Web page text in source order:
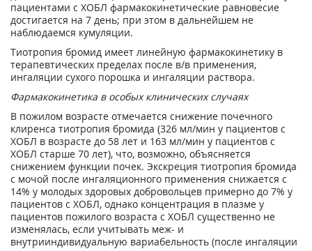
пациентами с ХОБЛ фармакокинетические равновесие
достигается на 7 день; при этом в дальнейшем не
наблюдаемся кумуляции.
Тиотропия бромид имеет линейную фармакокинетику в
терапевтических пределах после в/в применения,
ингаляции сухого порошка и ингаляции раствора.
Фармакокинетика в особых клинических случаях
В пожилом возрасте отмечается снижение почечного
клиренса тиотропия бромида (326 мл/мин у пациентов с
ХОБЛ в возрасте до 58 лет и 163 мл/мин у пациентов с
ХОБЛ старше 70 лет), что, возможно, объясняется
снижением функции почек. Экскреция тиотропия бромида
с мочой после ингаляционного применения снижается с
14% у молодых здоровых добровольцев примерно до 7% у
пациентов с ХОБЛ, однако концентрация в плазме у
пациентов пожилого возраста с ХОБЛ существенно не
изменялась, если учитывать меж- и
внутрииндивидуальную вариабельность (после ингаляции